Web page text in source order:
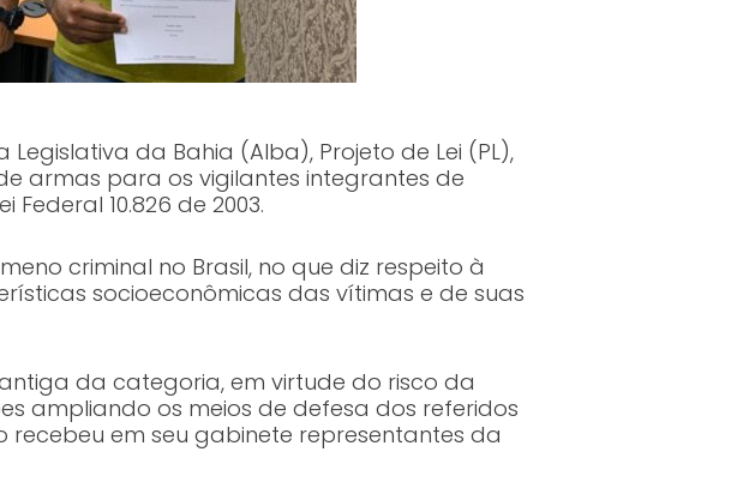
da Bahia (Alba), Projeto de Lei (PL),
armas para os vigilantes integrantes de
10.826 de 2003.
criminal no Brasil, no que diz respeito à
socioeconômicas das vítimas e de suas
da categoria, em virtude do risco da
ampliando os meios de defesa dos referidos
em seu gabinete representantes da